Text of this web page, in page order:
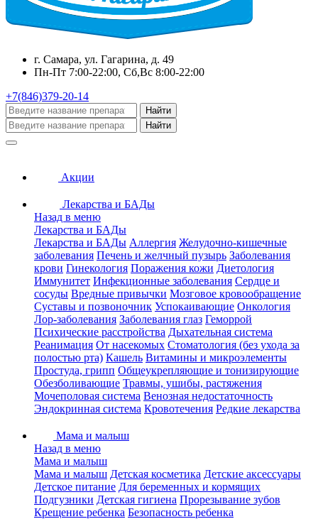
г. Самара, ул. Гагарина, д. 49
Пн-Пт 7:00-22:00, Сб,Вс 8:00-22:00
+7(846)379-20-14
Найти
Найти
Акции
Лекарства и БАДы
Назад в меню
Лекарства и БАДы
Лекарства и БАДы Аллергия Желудочно-кишечные
заболевания Печень и желчный пузырь Заболевания
крови Гинекология Поражения кожи Диетология
Иммунитет Инфекционные заболевания Сердце и
сосуды Вредные привычки Мозговое кровообращение
Суставы и позвоночник Успокаивающие Онкология
Лор-заболевания Заболевания глаз Геморрой
Психические расстройства Дыхательная система
Реанимация От насекомых Стоматология (без ухода за
полостью рта) Кашель Витамины и микроэлементы
Простуда, грипп Общеукрепляющие и тонизирующие
Обезболивающие Травмы, ушибы, растяжения
Мочеполовая система Венозная недостаточность
Эндокринная система Кровотечения Редкие лекарства
Мама и малыш
Назад в меню
Мама и малыш
Мама и малыш Детская косметика Детские аксессуары
Детское питание Для беременных и кормящих
Подгузники Детская гигиена Прорезывание зубов
Крещение ребенка Безопасность ребенка